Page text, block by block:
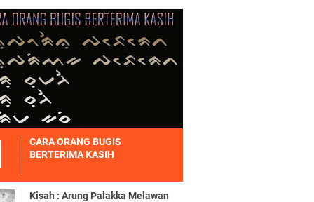
CARA ORANG BUGIS
BERTERIMA KASIH
Kisah : Arung Palakka Melawan